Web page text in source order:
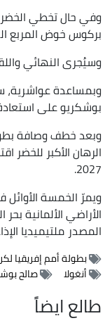
وفي حال تخطي الخضر
بركوس خوض المربع
وسيُجرى النهائي
وبمساعدة عواشرية،
بوشكريو على استعادة
الرهان الأكبر للخضر
2027.
ويمرّ الخمسة الأوائل
الأراضي الألمانية بحر
المصدرملتيميديا
بطولة أمم إفريقيا لكرة
أنغولا
صالح
طالع ايضاً